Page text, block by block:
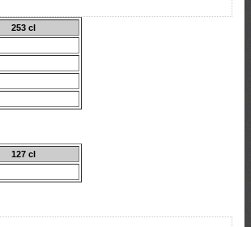
253 cl
127 cl